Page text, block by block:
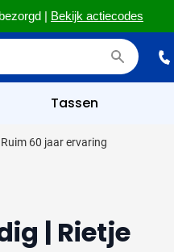
| Bekijk actiecodes
Tassen
Ruim 60 jaar ervaring
| Rietje